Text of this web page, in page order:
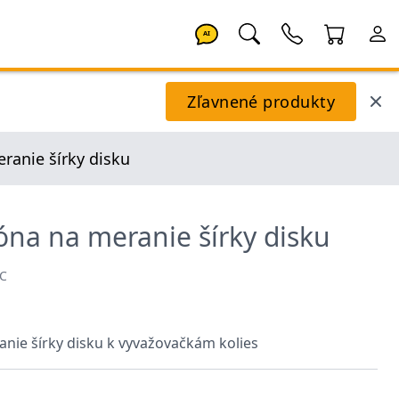
AI
Zľavnené produkty
šírky disku
na meranie šírky disku
šírky disku k vyvažovačkám kolies